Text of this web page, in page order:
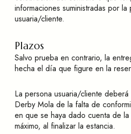
informaciones suministradas por
usuaria/cliente.
Plazos
Salvo prueba en contrario, la
hecha el día que figure en la
La persona usuaria/cliente deberá
Derby Mola de la falta de
en que se haya dado cuenta de la
máximo, al finalizar la estancia.